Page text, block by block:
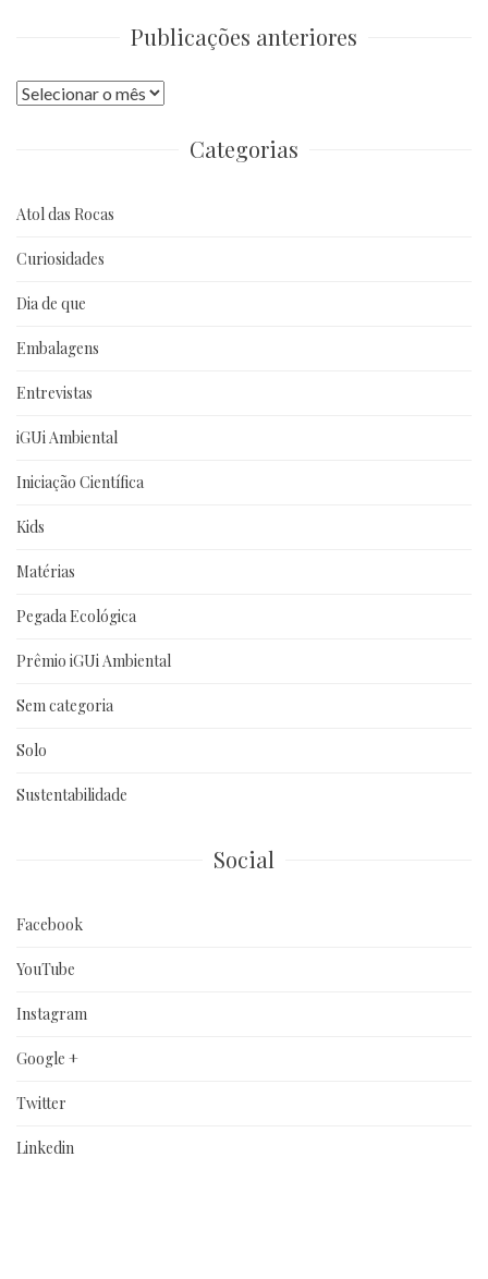
Publicações anteriores
Publicações
Categorias
Atol das Rocas
Curiosidades
Dia de que
Embalagens
Entrevistas
iGUi Ambiental
Iniciação Científica
Kids
Matérias
Pegada Ecológica
Prêmio iGUi Ambiental
Sem categoria
Solo
Sustentabilidade
Social
Facebook
YouTube
Instagram
Google +
Twitter
Linkedin